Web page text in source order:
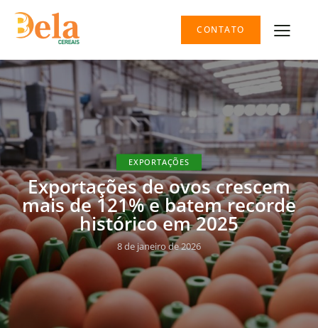
CONTATO
EXPORTAÇÕES
Exportações de ovos crescem
mais de 121% e batem recorde
histórico em 2025
8 de janeiro de 2026